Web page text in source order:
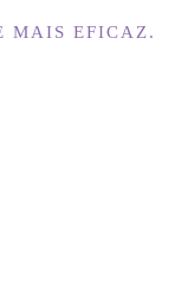
MAIS EFICAZ.